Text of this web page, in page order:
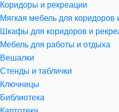
Коридоры и рекреации
Мягкая мебель для коридоров
Шкафы для коридоров и
Мебель для работы и отдыха
Вешалки
Стенды и таблички
Ключницы
Библиотека